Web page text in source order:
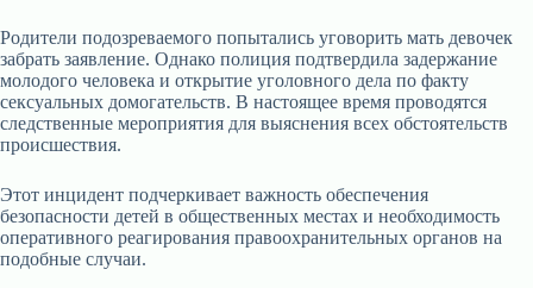
Родители подозреваемого попытались уговорить мать девочек
забрать заявление. Однако полиция подтвердила задержание
молодого человека и открытие уголовного дела по факту
сексуальных домогательств. В настоящее время проводятся
следственные мероприятия для выяснения всех обстоятельств
происшествия.
Этот инцидент подчеркивает важность обеспечения
безопасности детей в общественных местах и необходимость
оперативного реагирования правоохранительных органов на
подобные случаи.